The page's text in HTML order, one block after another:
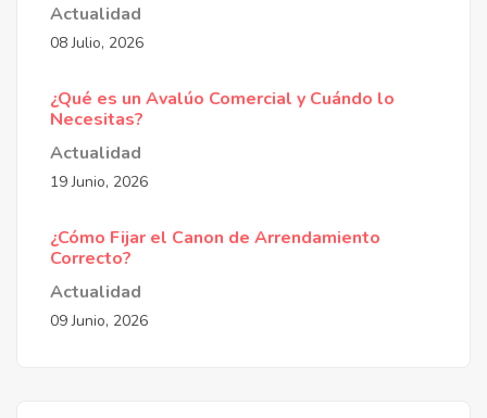
Actualidad
08 Julio, 2026
¿Qué es un Avalúo Comercial y Cuándo lo
Necesitas?
Actualidad
19 Junio, 2026
¿Cómo Fijar el Canon de Arrendamiento
Correcto?
Actualidad
09 Junio, 2026